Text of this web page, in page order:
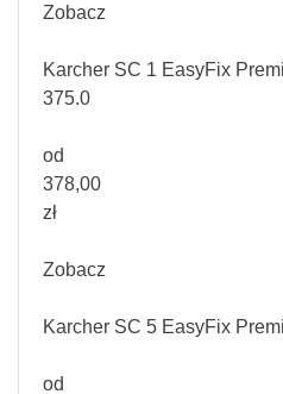
Zobacz
Karcher SC 1 EasyFix
375.0
od
378,00
zł
Zobacz
Karcher SC 5 EasyFix
od